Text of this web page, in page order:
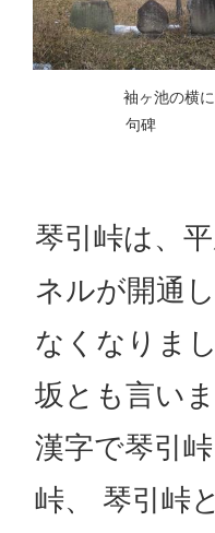
袖ヶ池の横に
句碑
琴引峠は、
ネルが開通
なくなりま
坂とも言い
漢字で琴引
峠、 琴引峠